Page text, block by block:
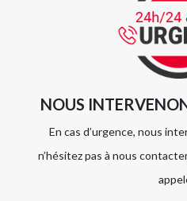
NOUS
En cas d’urgence, nous
n’hésitez pas à nous